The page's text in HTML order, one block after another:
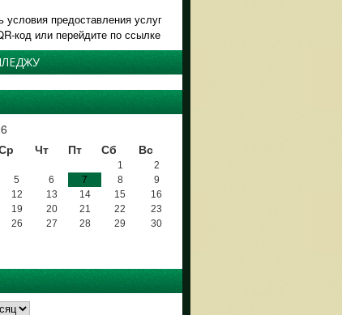
условия предоставления услуг
код или перейдите по ссылке
Чт Пт Сб Вс
1
2
5 6 7 8
9
12 13 14 15
16
19 20 21 22
23
26 27 28 29
30